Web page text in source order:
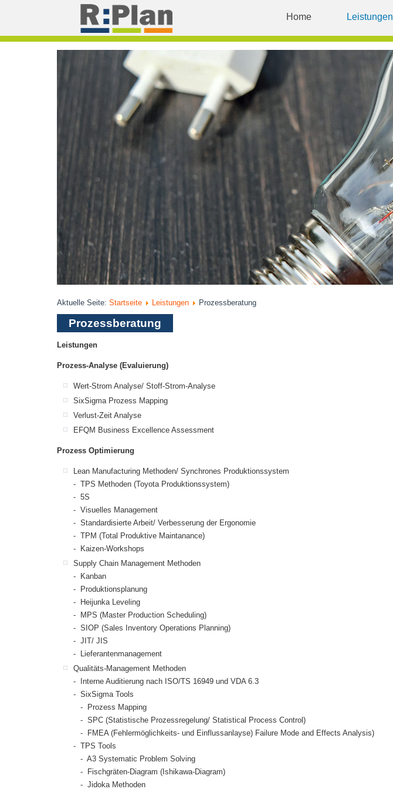
Home Leistungen
Aktuelle Seite: Startseite Leistungen Prozessberatung
Prozessberatung
Leistungen
Prozess-Analyse (Evaluierung)
Wert-Strom Analyse/ Stoff-Strom-Analyse
SixSigma Prozess Mapping
Verlust-Zeit Analyse
EFQM Business Excellence Assessment
Prozess Optimierung
Lean Manufacturing Methoden/ Synchrones Produktionssystem
- TPS Methoden (Toyota Produktionssystem)
- 5S
- Visuelles Management
- Standardisierte Arbeit/ Verbesserung der Ergonomie
- TPM (Total Produktive Maintanance)
- Kaizen-Workshops
Supply Chain Management Methoden
- Kanban
- Produktionsplanung
- Heijunka Leveling
- MPS (Master Production Scheduling)
- SIOP (Sales Inventory Operations Planning)
- JIT/ JIS
- Lieferantenmanagement
Qualitäts-Management Methoden
- Interne Auditierung nach ISO/TS 16949 und VDA 6.3
- SixSigma Tools
- Prozess Mapping
- SPC (Statistische Prozessregelung/ Statistical Process Control)
- FMEA (Fehlermöglichkeits- und Einflussanlayse) Failure Mode and Effects Analysis)
- TPS Tools
- A3 Systematic Problem Solving
- Fischgräten-Diagram (Ishikawa-Diagram)
- Jidoka Methoden